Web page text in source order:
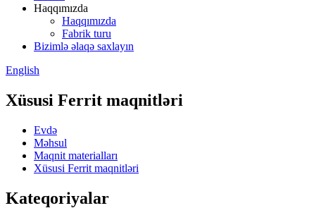
Haqqımızda
Haqqımızda
Fabrik turu
Bizimlə əlaqə saxlayın
English
Xüsusi Ferrit maqnitləri
Evdə
Məhsul
Maqnit materialları
Xüsusi Ferrit maqnitləri
Kateqoriyalar